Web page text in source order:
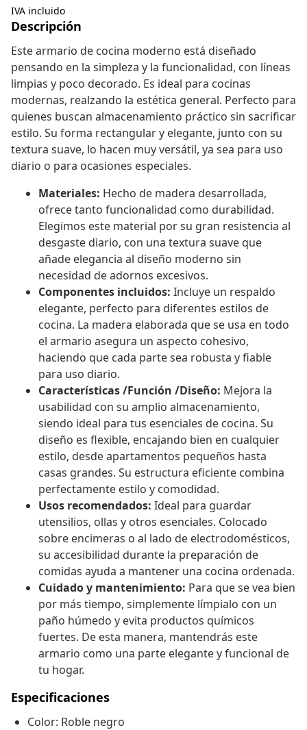
IVA incluido
Descripción
Este armario de cocina moderno está diseñado
pensando en la simpleza y la funcionalidad, con líneas
limpias y poco decorado. Es ideal para cocinas
modernas, realzando la estética general. Perfecto para
quienes buscan almacenamiento práctico sin sacrificar
estilo. Su forma rectangular y elegante, junto con su
textura suave, lo hacen muy versátil, ya sea para uso
diario o para ocasiones especiales.
Materiales: Hecho de madera desarrollada,
ofrece tanto funcionalidad como durabilidad.
Elegimos este material por su gran resistencia al
desgaste diario, con una textura suave que
añade elegancia al diseño moderno sin
necesidad de adornos excesivos.
Componentes incluidos: Incluye un respaldo
elegante, perfecto para diferentes estilos de
cocina. La madera elaborada que se usa en todo
el armario asegura un aspecto cohesivo,
haciendo que cada parte sea robusta y fiable
para uso diario.
Características /Función /Diseño: Mejora la
usabilidad con su amplio almacenamiento,
siendo ideal para tus esenciales de cocina. Su
diseño es flexible, encajando bien en cualquier
estilo, desde apartamentos pequeños hasta
casas grandes. Su estructura eficiente combina
perfectamente estilo y comodidad.
Usos recomendados: Ideal para guardar
utensilios, ollas y otros esenciales. Colocado
sobre encimeras o al lado de electrodomésticos,
su accesibilidad durante la preparación de
comidas ayuda a mantener una cocina ordenada.
Cuidado y mantenimiento: Para que se vea bien
por más tiempo, simplemente límpialo con un
paño húmedo y evita productos químicos
fuertes. De esta manera, mantendrás este
armario como una parte elegante y funcional de
tu hogar.
Especificaciones
Color: Roble negro